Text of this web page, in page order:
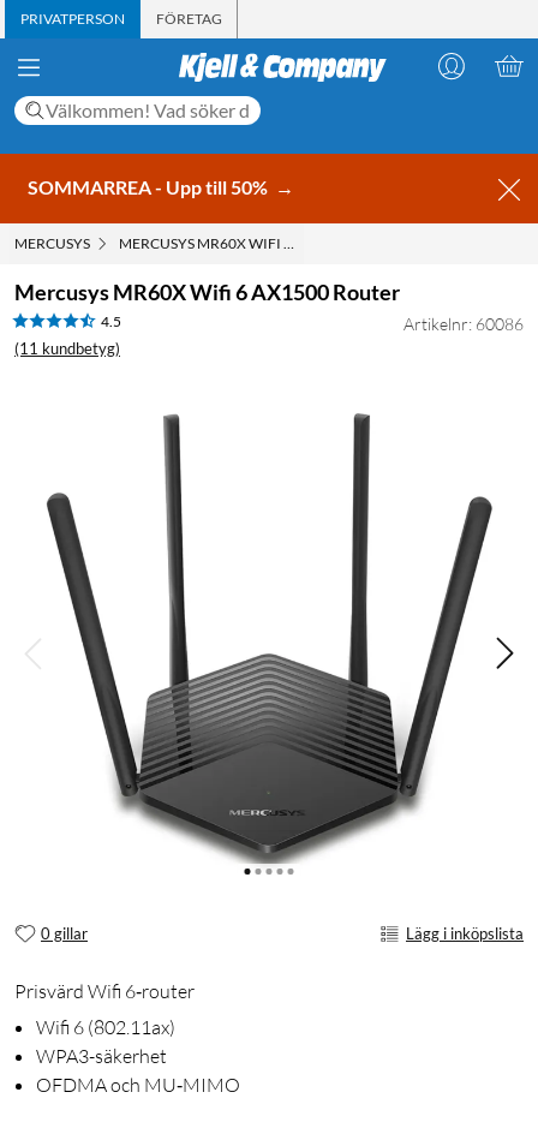
PRIVATPERSON FÖRETAG
SOMMARREA - Upp till 50% →
MERCUSYS MERCUSYS MR60X WIFI 6 AX1500 ROUTER
Mercusys MR60X Wifi 6 AX1500 Router
4.5
(11 kundbetyg)
Artikelnr: 60086
0 gillar Lägg i inköpslista
Prisvärd Wifi 6‑router
Wifi 6 (802.11ax)
WPA3-säkerhet
OFDMA och MU‑MIMO